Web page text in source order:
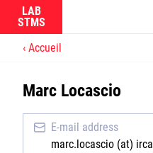
LAB
La recherche
Actualités
Accueil
Marc Locascio
E-mail address
marc.locascio (at)